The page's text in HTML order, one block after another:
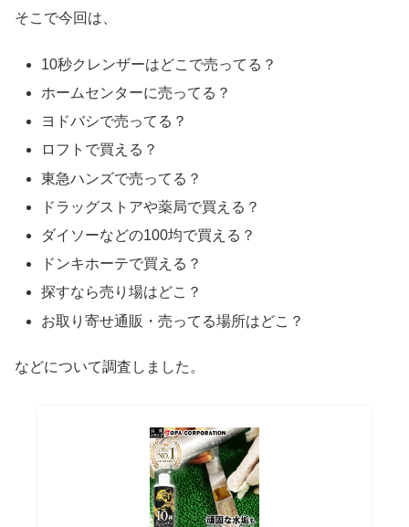
そこで今回は、
10秒クレンザーはどこで売ってる？
ホームセンターに売ってる？
ヨドバシで売ってる？
ロフトで買える？
東急ハンズで売ってる？
ドラッグストアや薬局で買える？
ダイソーなどの100均で買える？
ドンキホーテで買える？
探すなら売り場はどこ？
お取り寄せ通販・売ってる場所はどこ？
などについて調査しました。